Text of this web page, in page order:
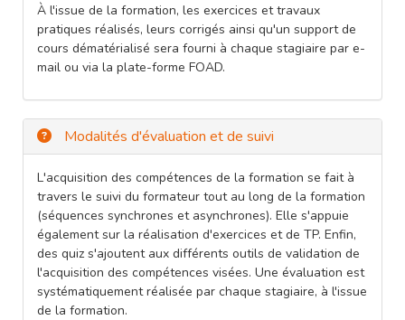
À l'issue de la formation, les exercices et travaux
pratiques réalisés, leurs corrigés ainsi qu'un support de
cours dématérialisé sera fourni à chaque stagiaire par e-
mail ou via la plate-forme FOAD.
Modalités d'évaluation et de suivi
L'acquisition des compétences de la formation se fait à
travers le suivi du formateur tout au long de la formation
(séquences synchrones et asynchrones). Elle s'appuie
également sur la réalisation d'exercices et de TP. Enfin,
des quiz s'ajoutent aux différents outils de validation de
l'acquisition des compétences visées. Une évaluation est
systématiquement réalisée par chaque stagiaire, à l'issue
de la formation.